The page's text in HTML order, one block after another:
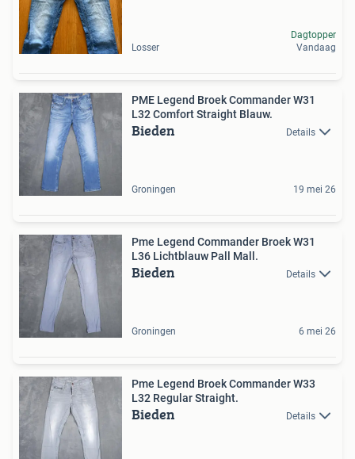
Losser
Dagtopper
Vandaag
PME Legend Broek Commander W31
L32 Comfort Straight Blauw.
Bieden Details
Groningen 19 mei 26
Pme Legend Commander Broek W31
L36 Lichtblauw Pall Mall.
Bieden Details
Groningen 6 mei 26
Pme Legend Broek Commander W33
L32 Regular Straight.
Bieden Details